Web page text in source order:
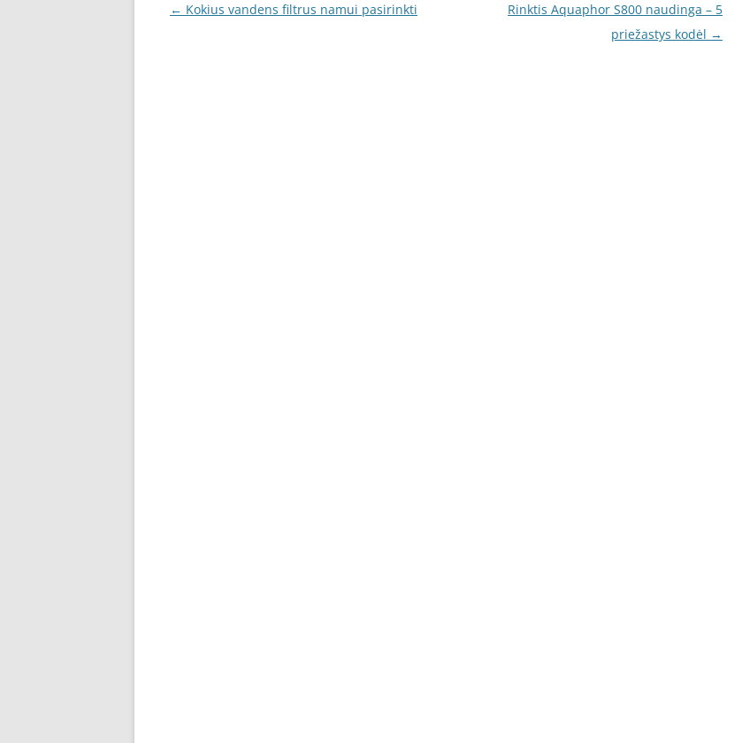
Post
← Kokius vandens filtrus namui pasirinkti
Rinktis Aquaphor S800 naudinga – 5
priežastys kodėl →